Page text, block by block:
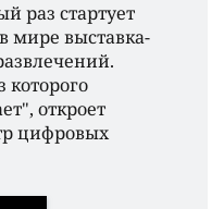
раз стартует
мире выставка-
откроет
цифровых